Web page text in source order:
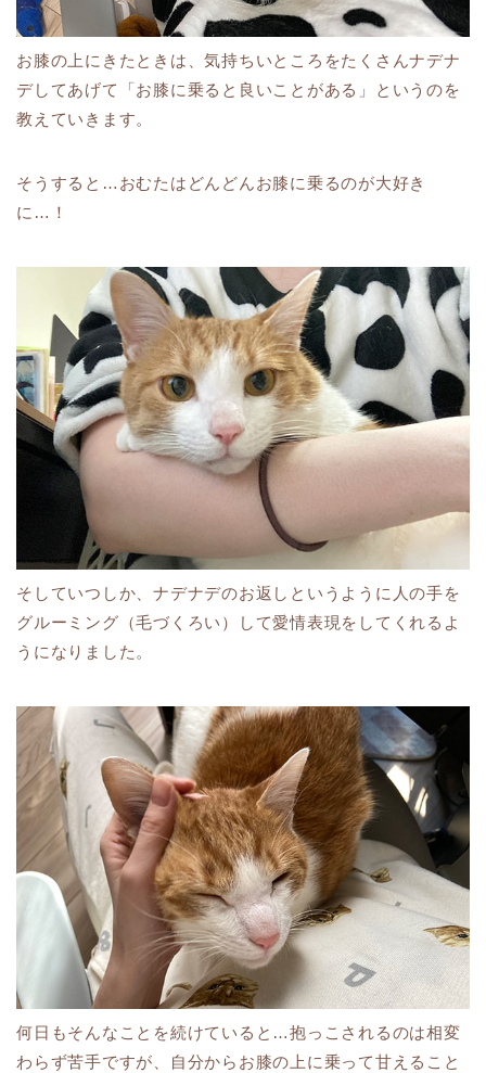
お膝の上にきたときは、気持ちいところをたくさんナデナ
デしてあげて「お膝に乗ると良いことがある」というのを
教えていきます。
そうすると…おむたはどんどんお膝に乗るのが大好き
に…！
そしていつしか、ナデナデのお返しというように人の手を
グルーミング（毛づくろい）して愛情表現をしてくれるよ
うになりました。
何日もそんなことを続けていると…抱っこされるのは相変
わらず苦手ですが、自分からお膝の上に乗って甘えること